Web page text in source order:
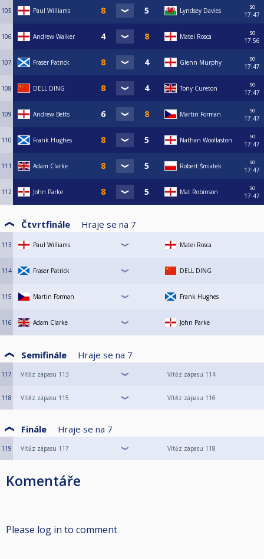
105 Paul Williams Lyndsey Davies
so
17:47
106 Andrew Walker Matei Rosca
so
17:56
107 Fraser Patrick Glenn Murphy
so
17:47
108 DELL DING Tony Cureton
so
17:47
109 Andrew Betts Martin Forman
so
17:47
110 Frank Hughes Nathan Woollaston
so
17:47
111 Adam Clarke Robert Śmiatek
so
17:47
112 John Parke Mat Robinson
so
17:47
Čtvrtfinále Hraje se na 7
113 Paul Williams Matei Rosca
114 Fraser Patrick DELL DING
115 Martin Forman Frank Hughes
116 Adam Clarke John Parke
Semifinále Hraje se na 7
117 Vítěz zápasu 113 Vítěz zápasu 114
118 Vítěz zápasu 115 Vítěz zápasu 116
Finále Hraje se na 7
119 Vítěz zápasu 117 Vítěz zápasu 118
Komentáře
Please log in to comment